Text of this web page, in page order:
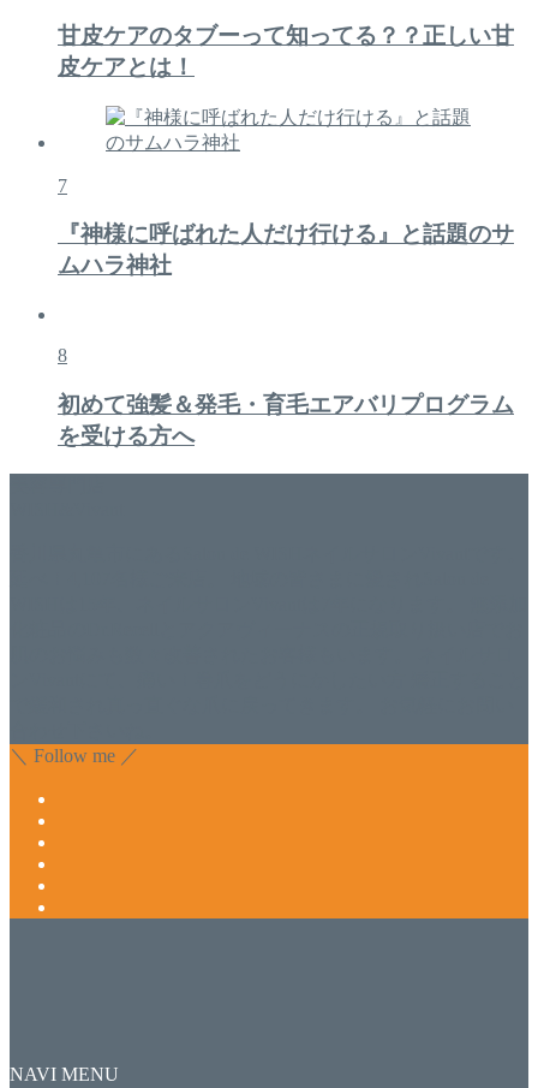
甘皮ケアのタブーって知ってる？？正しい甘
皮ケアとは！
7
『神様に呼ばれた人だけ行ける』と話題のサ
ムハラ神社
8
初めて強髪＆発毛・育毛エアバリプログラム
を受ける方へ
＼ Follow me ／
NAVI MENU